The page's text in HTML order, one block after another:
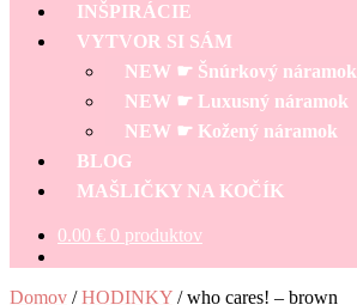
INŠPIRÁCIE
VYTVOR SI SÁM
NEW ☛ Šnúrkový náramok
NEW ☛ Luxusný náramok
NEW ☛ Kožený náramok
BLOG
MAŠLIČKY NA KOČÍK
0.00 € 0 produktov
Domov /HODINKY /who cares! – brown